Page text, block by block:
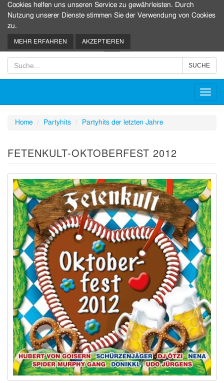
0
Home Partyhits Partyhits der letzten Jahre
FETENKULT-OKTOBERFEST 2012
Cookies helfen uns unseren Service zu gewährleisten. Durch
Nutzung unserer Dienste stimmen Sie der Verwendung von Cookies
zu.
MEHR ERFAHREN AKZEPTIEREN